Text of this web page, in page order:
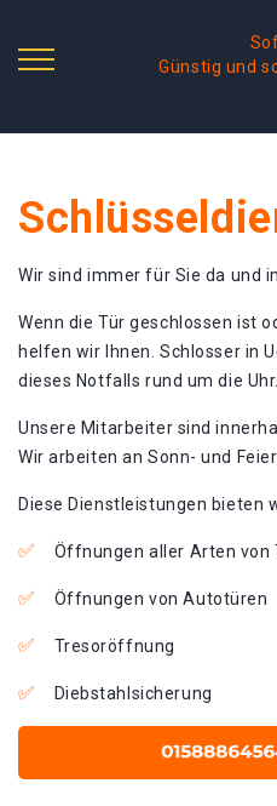
Günstig und
Wir sind immer für Sie da und
Wenn die Tür geschlossen ist
helfen wir Ihnen. Schlosser in
dieses Notfalls rund um die Uhr.
Unsere Mitarbeiter sind
Wir arbeiten an Sonn- und
Diese Dienstleistungen bieten
Öffnungen aller Arten von
Öffnungen von Autotüren
Tresoröffnung
Diebstahlsicherung